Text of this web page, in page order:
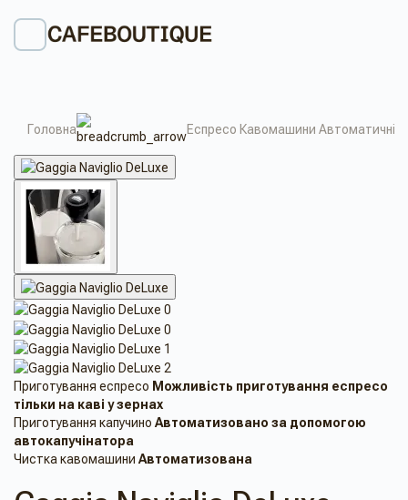
Головна Еспресо Кавомашини Автоматичні
Приготування еспресо Можливість приготування еспресо
тільки на каві у зернах
Приготування капучино Автоматизовано за допомогою
автокапучінатора
Чистка кавомашини Автоматизована